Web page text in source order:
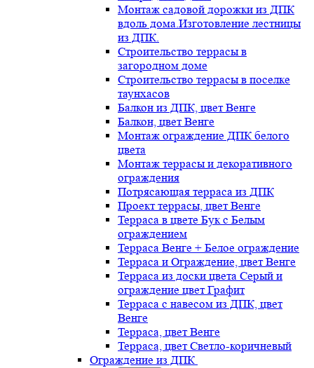
Монтаж садовой дорожки из ДПК
вдоль дома.Изготовление лестницы
из ДПК.
Строительство террасы в
загородном доме
Строительство террасы в поселке
таунхасов
Балкон из ДПК, цвет Венге
Балкон, цвет Венге
Монтаж ограждение ДПК белого
цвета
Монтаж террасы и декоративного
ограждения
Потрясающая терраса из ДПК
Проект террасы, цвет Венге
Терраса в цвете Бук с Белым
ограждением
Терраса Венге + Белое ограждение
Терраса и Ограждение, цвет Венге
Терраса из доски цвета Серый и
ограждение цвет Графит
Терраса с навесом из ДПК, цвет
Венге
Терраса, цвет Венге
Терраса, цвет Светло-коричневый
Ограждение из ДПК